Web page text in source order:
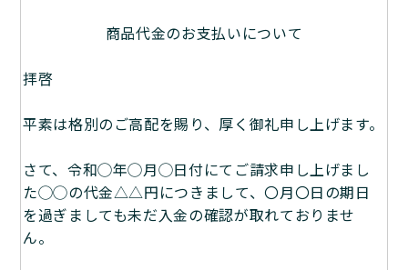
商品代金のお支払いについて
拝啓
平素は格別のご高配を賜り、厚く御礼申し上げます。
さて、令和◯年◯月◯日付にてご請求申し上げまし
た◯◯の代金△△円につきまして、〇月〇日の期日
を過ぎましても未だ入金の確認が取れておりませ
ん。